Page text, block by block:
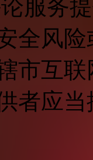
服务
全风
市互
者应